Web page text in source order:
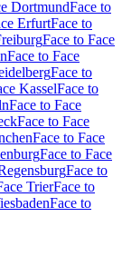
DortmundFace to
ErfurtFace to
Face to Face
Face to Face
Face to
KasselFace to
Face to Face
Face to Face
Face to Face
Face to Face
Face to
TrierFace to
Face to